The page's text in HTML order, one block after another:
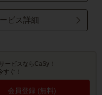
ビス詳細
ービスならCaSy！
すぐ！
会員登録 (無料)